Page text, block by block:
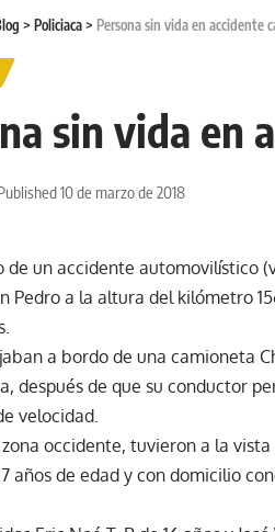
> Policiaca> Persona sin vida en accidente
sin vida en
10 de marzo de 2018
de un accidente automovilístico
Pedro a la altura del kilómetro
a bordo de una camioneta
después de que su conductor
velocidad.
occidente, tuvieron a la
años de edad y con domicilio